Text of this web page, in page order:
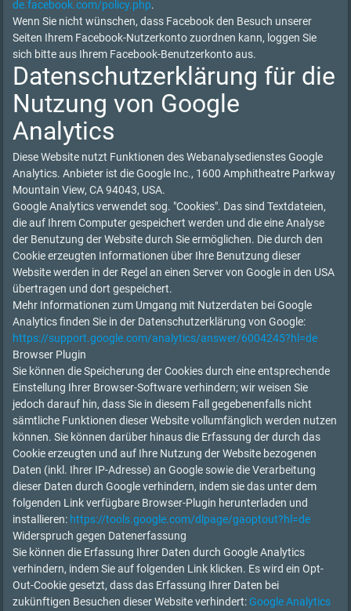
de.facebook.com/policy.php.
Wenn Sie nicht wünschen, dass Facebook den Besuch unserer
Seiten Ihrem Facebook-Nutzerkonto zuordnen kann, loggen Sie
sich bitte aus Ihrem Facebook-Benutzerkonto aus.
Datenschutzerklärung für die
Nutzung von Google
Analytics
Diese Website nutzt Funktionen des Webanalysedienstes Google
Analytics. Anbieter ist die Google Inc., 1600 Amphitheatre Parkway
Mountain View, CA 94043, USA.
Google Analytics verwendet sog. "Cookies". Das sind Textdateien,
die auf Ihrem Computer gespeichert werden und die eine Analyse
der Benutzung der Website durch Sie ermöglichen. Die durch den
Cookie erzeugten Informationen über Ihre Benutzung dieser
Website werden in der Regel an einen Server von Google in den USA
übertragen und dort gespeichert.
Mehr Informationen zum Umgang mit Nutzerdaten bei Google
Analytics finden Sie in der Datenschutzerklärung von Google:
https://support.google.com/analytics/answer/6004245?hl=de
Browser Plugin
Sie können die Speicherung der Cookies durch eine entsprechende
Einstellung Ihrer Browser-Software verhindern; wir weisen Sie
jedoch darauf hin, dass Sie in diesem Fall gegebenenfalls nicht
sämtliche Funktionen dieser Website vollumfänglich werden nutzen
können. Sie können darüber hinaus die Erfassung der durch das
Cookie erzeugten und auf Ihre Nutzung der Website bezogenen
Daten (inkl. Ihrer IP-Adresse) an Google sowie die Verarbeitung
dieser Daten durch Google verhindern, indem sie das unter dem
folgenden Link verfügbare Browser-Plugin herunterladen und
installieren: https://tools.google.com/dlpage/gaoptout?hl=de
Widerspruch gegen Datenerfassung
Sie können die Erfassung Ihrer Daten durch Google Analytics
verhindern, indem Sie auf folgenden Link klicken. Es wird ein Opt-
Out-Cookie gesetzt, dass das Erfassung Ihrer Daten bei
zukünftigen Besuchen dieser Website verhindert: Google Analytics